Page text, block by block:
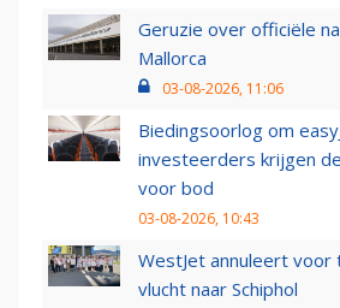
Geruzie over officiële
Mallorca
03-08-2026, 11:06
Biedingsoorlog om
investeerders krijgen
voor bod
03-08-2026, 10:43
WestJet annuleert
vlucht naar Schiphol